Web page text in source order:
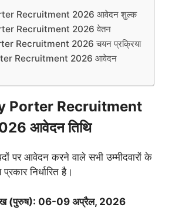
Recruitment 2026 आवेदन शुल्क
Recruitment 2026 वेतन
Recruitment 2026 चयन प्रक्रिया
Recruitment 2026 आवेदन
Porter Recruitment
आवेदन तिथि
पर आवेदन करने वाले सभी उम्मीदवारों के
निर्धारित है।
(पुरुष): 06-09 अप्रैल, 2026